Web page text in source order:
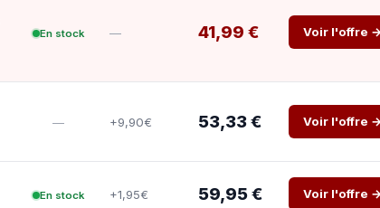
En stock — 41,99 € Voir l'offre →
— +9,90€ 53,33 € Voir l'offre →
En stock +1,95€ 59,95 € Voir l'offre →